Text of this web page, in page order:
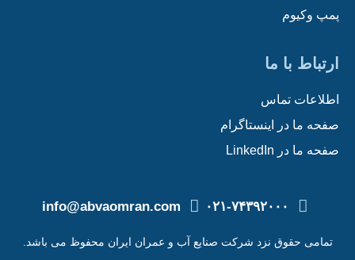
پمپ وکیوم
ارتباط با ما
اطلاعات تماس
صفحه ما در اینستاگرام
صفحه ما در LinkedIn
۰۲۱-۷۴۳۹۲۰۰۰ info@abvaomran.com
تمامی حقوق نزد شرکت صنایع آب و عمران ایران محفوظ می باشد.